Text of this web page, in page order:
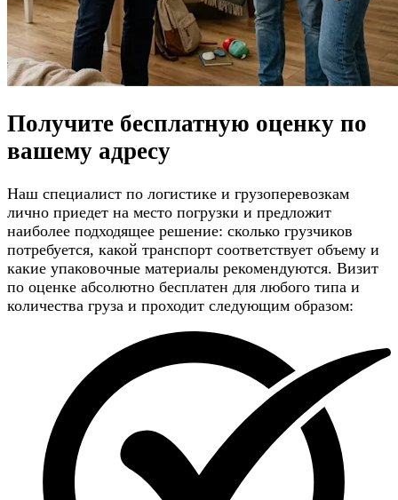
Получите бесплатную оценку по
вашему адресу
Наш специалист по логистике и грузоперевозкам
лично приедет на место погрузки и предложит
наиболее подходящее решение: сколько грузчиков
потребуется, какой транспорт соответствует объему и
какие упаковочные материалы рекомендуются. Визит
по оценке абсолютно бесплатен для любого типа и
количества груза и проходит следующим образом: